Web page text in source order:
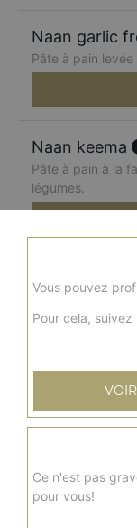
Naan garlic
Pâte à pain
Naan keema
Pâte à pain à la
légumes.
Pâte à pain à la
légumes
Pain à la farine
Vous pouvez
Pour cela, suivez
Ce n'est pas
pour vous!